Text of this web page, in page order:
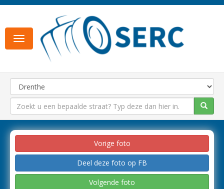
Toggle
navigation
Vorige foto
Deel deze foto op FB
Volgende foto